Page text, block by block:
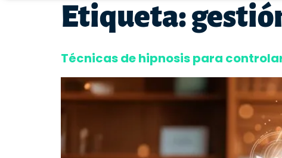
Etiqueta:
Técnicas de hipnosis para